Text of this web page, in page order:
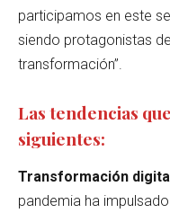
participamos en este
siendo protagonistas
transformación”.
Las tendencias
siguientes:
Transformación
pandemia ha